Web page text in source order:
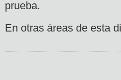
prueba.
En otras áreas de esta